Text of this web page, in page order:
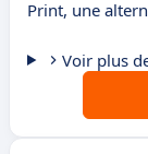
Print, une
Voir plus